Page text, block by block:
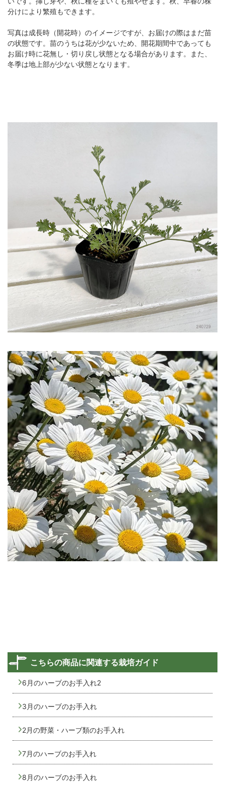
分けにより繁殖もできます。
写真は成長時（開花時）のイメージですが、お届けの際はまだ苗
の状態です。苗のうちは花が少ないため、開花期間中であっても
お届け時に花無し・切り戻し状態となる場合があります。また、
冬季は地上部が少ない状態となります。
こちらの商品に関連する栽培ガイド
6月のハーブのお手入れ2
3月のハーブのお手入れ
2月の野菜・ハーブ類のお手入れ
7月のハーブのお手入れ
8月のハーブのお手入れ